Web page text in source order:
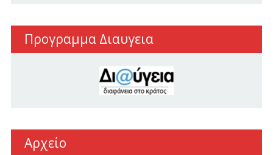
Προγραμμα Διαυγεια
Αρχείο